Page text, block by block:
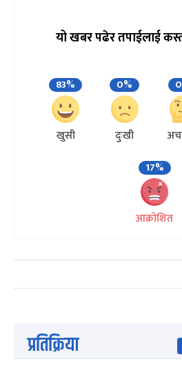
यो खबर पढेर तपाईलाई
83%
खुसी
0%
दुःखी
17%
आक्रोशित
प्रतिक्रिया